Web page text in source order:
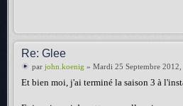
Re: Glee
par john.koenig » Mardi 25 Septembre 2012,
Et bien moi, j'ai terminé la saison 3 à